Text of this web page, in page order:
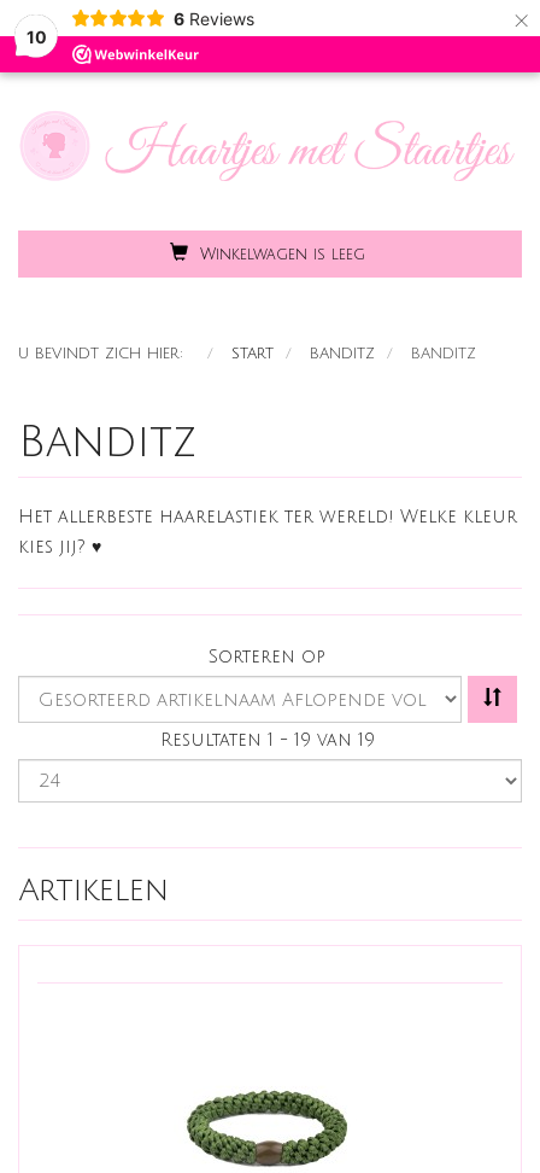
10
6 Reviews ×
Winkelwagen is leeg
Toggle
U BEVINDT ZICH HIER: START BANDITZ BANDITZ
Banditz
Het allerbeste haarelastiek ter wereld! Welke kleur
kies jij? ♥
Sorteren op
Resultaten 1 - 19 van 19
Artikelen